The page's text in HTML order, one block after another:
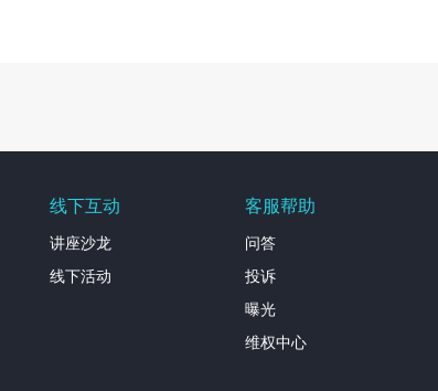
线下互动
讲座沙龙
线下活动
客服帮助
问答
投诉
曝光
维权中心